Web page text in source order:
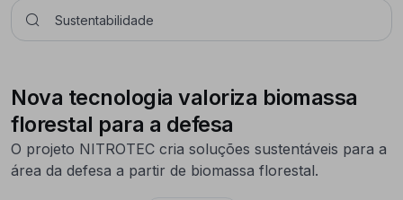
Nova tecnologia valoriza biomassa
florestal para a defesa
O projeto NITROTEC cria soluções sustentáveis para a
área da defesa a partir de biomassa florestal.